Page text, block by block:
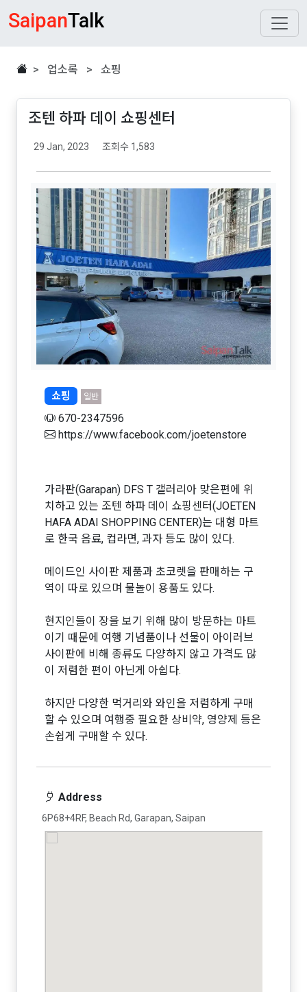
SaipanTalk
> 업소록 > 쇼핑
조텐 하파 데이 쇼핑센터
29 Jan, 2023 조회수 1,583
쇼핑 일반
670-2347596
https://www.facebook.com/joetenstore
가라판(Garapan) DFS T 갤러리아 맞은편에 위
치하고 있는 조텐 하파 데이 쇼핑센터(JOETEN
HAFA ADAI SHOPPING CENTER)는 대형 마트
로 한국 음료, 컵라면, 과자 등도 많이 있다.
메이드인 사이판 제품과 초코렛을 판매하는 구
역이 따로 있으며 물놀이 용품도 있다.
현지인들이 장을 보기 위해 많이 방문하는 마트
이기 때문에 여행 기념품이나 선물이 아이러브
사이판에 비해 종류도 다양하지 않고 가격도 많
이 저렴한 편이 아닌게 아쉽다.
하지만 다양한 먹거리와 와인을 저렴하게 구매
할 수 있으며 여행중 필요한 상비약, 영양제 등은
손쉽게 구매할 수 있다.
Address
6P68+4RF, Beach Rd, Garapan, Saipan